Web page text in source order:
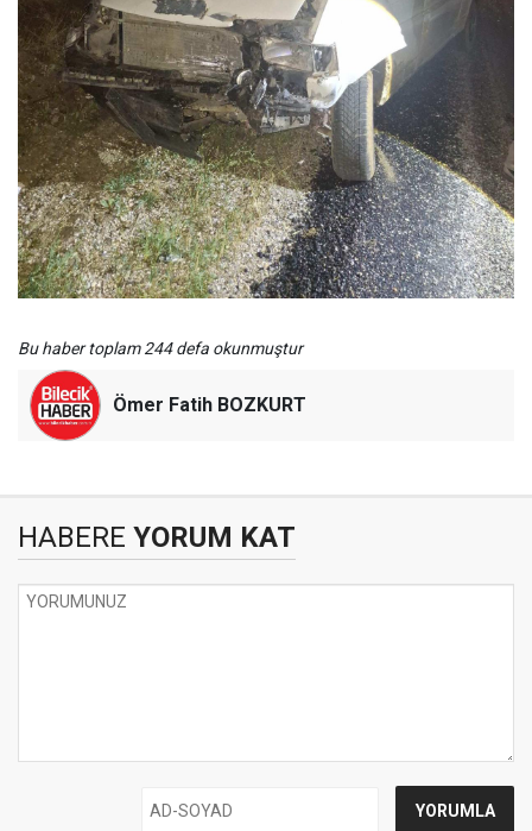
Bu haber toplam 244 defa okunmuştur
Ömer Fatih BOZKURT
HABERE YORUM KAT